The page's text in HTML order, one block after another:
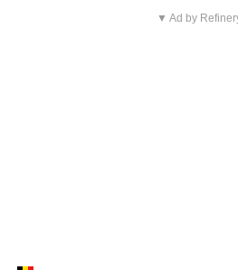
▼ Ad by